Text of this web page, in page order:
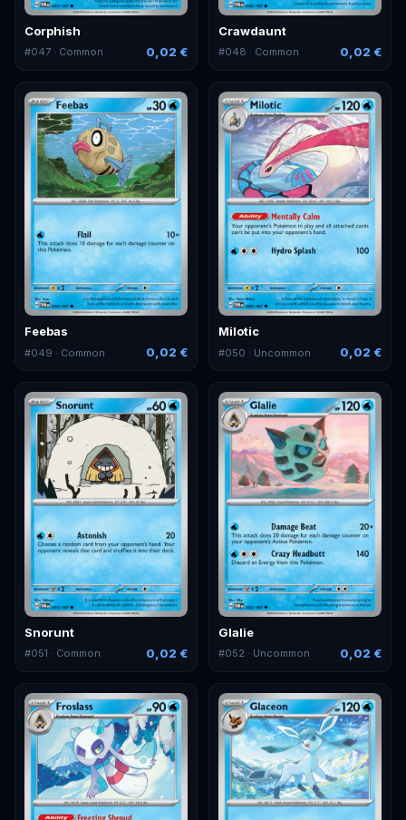
Corphish
#047 · Common 0,02 €
Crawdaunt
#048 · Common 0,02 €
Feebas
#049 · Common 0,02 €
Milotic
#050 · Uncommon 0,02 €
Snorunt
#051 · Common 0,02 €
Glalie
#052 · Uncommon 0,02 €